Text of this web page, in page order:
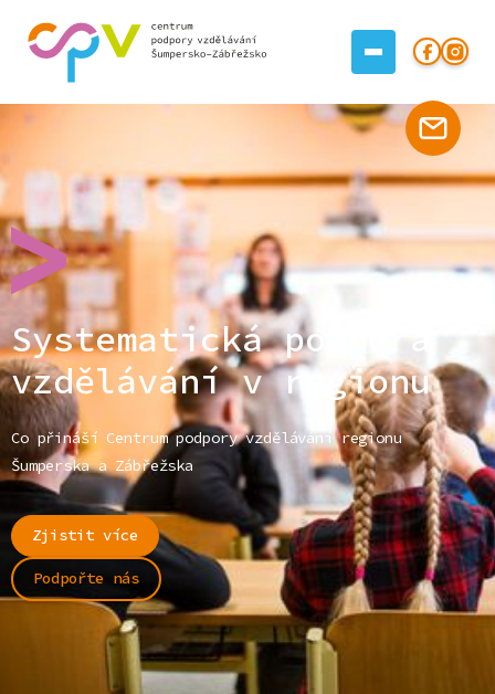
Systematická podpora
vzdělávání v regionu
Co přináší Centrum podpory vzdělávání regionu
Šumperska a Zábřežska
Zjistit více
Podpořte nás